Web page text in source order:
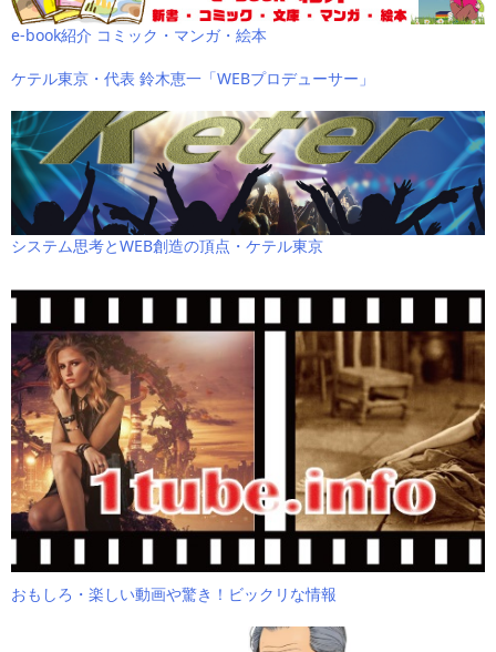
e-book紹介 コミック・マンガ・絵本
ケテル東京・代表 鈴木恵一「WEBプロデューサー」
システム思考とWEB創造の頂点・ケテル東京
おもしろ・楽しい動画や驚き！ビックリな情報